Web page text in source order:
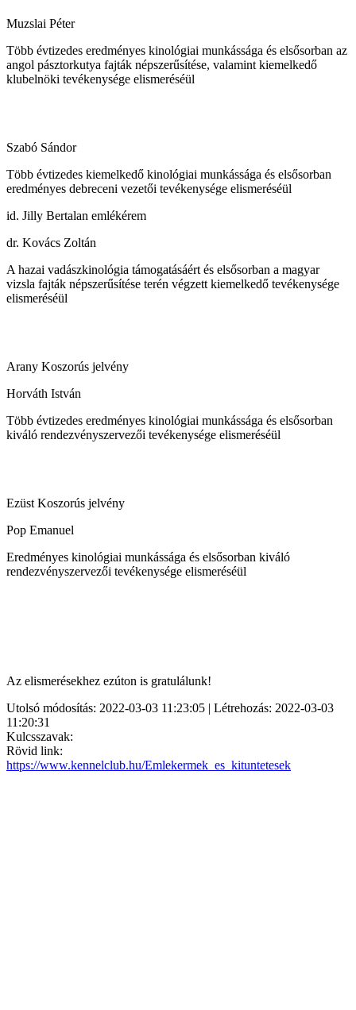
Muzslai Péter
Több évtizedes eredményes kinológiai munkássága és elsősorban az
angol pásztorkutya fajták népszerűsítése, valamint kiemelkedő
klubelnöki tevékenysége elismeréséül
Szabó Sándor
Több évtizedes kiemelkedő kinológiai munkássága és elsősorban
eredményes debreceni vezetői tevékenysége elismeréséül
id. Jilly Bertalan emlékérem
dr. Kovács Zoltán
A hazai vadászkinológia támogatásáért és elsősorban a magyar
vizsla fajták népszerűsítése terén végzett kiemelkedő tevékenysége
elismeréséül
Arany Koszorús jelvény
Horváth István
Több évtizedes eredményes kinológiai munkássága és elsősorban
kiváló rendezvényszervezői tevékenysége elismeréséül
Ezüst Koszorús jelvény
Pop Emanuel
Eredményes kinológiai munkássága és elsősorban kiváló
rendezvényszervezői tevékenysége elismeréséül
Az elismerésekhez ezúton is gratulálunk!
Utolsó módosítás: 2022-03-03 11:23:05 | Létrehozás: 2022-03-03
11:20:31
Kulcsszavak:
Rövid link:
https://www.kennelclub.hu/Emlekermek_es_kituntetesek